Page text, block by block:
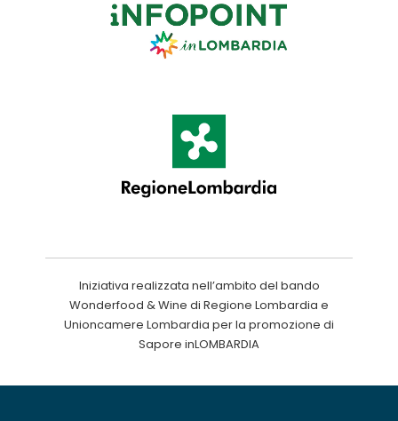
Iniziativa realizzata nell’ambito del bando
Wonderfood & Wine di Regione Lombardia e
Unioncamere Lombardia per la promozione di
Sapore inLOMBARDIA